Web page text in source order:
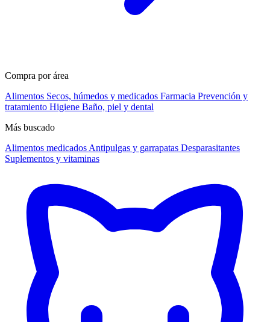
Compra por área
Alimentos Secos, húmedos y medicados Farmacia Prevención y
tratamiento Higiene Baño, piel y dental
Más buscado
Alimentos medicados Antipulgas y garrapatas Desparasitantes
Suplementos y vitaminas